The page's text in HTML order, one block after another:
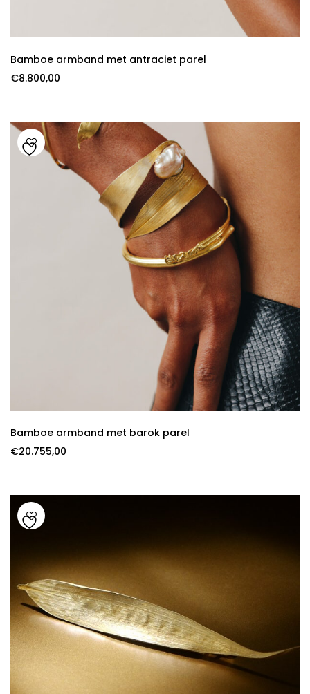
Bamboe armband met antraciet parel
€8.800,00
Bamboe armband met barok parel
€20.755,00